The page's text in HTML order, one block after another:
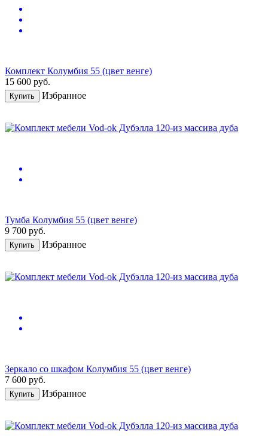
Комплект Колумбия 55 (цвет венге)
15 600 руб.
Купить Избранное
Тумба Колумбия 55 (цвет венге)
9 700 руб.
Купить Избранное
Зеркало со шкафом Колумбия 55 (цвет венге)
7 600 руб.
Купить Избранное